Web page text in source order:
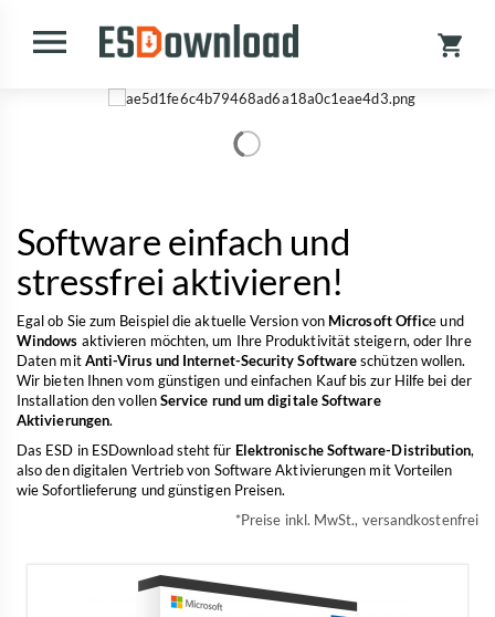
Software einfach und
stressfrei aktivieren!
Egal ob Sie zum Beispiel die aktuelle Version von Microsoft Office und
Windows aktivieren möchten, um Ihre Produktivität steigern, oder Ihre
Daten mitAnti-Virus und Internet-Security Softwareschützen wollen.
Wir bieten Ihnen vom günstigen und einfachen Kauf bis zur Hilfe bei der
Installation den vollenService rund um digitale Software
Aktivierungen.
Das ESD in ESDownload steht für Elektronische Software-Distribution,
also den digitalen Vertrieb von Software Aktivierungen mit Vorteilen
wie Sofortlieferung und günstigen Preisen.
*Preise inkl. MwSt., versandkostenfrei